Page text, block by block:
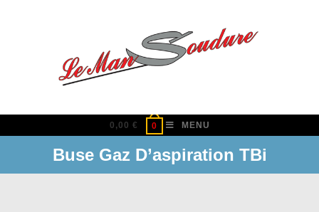
0,00 € 0 MENU
Buse Gaz D’aspiration TBi